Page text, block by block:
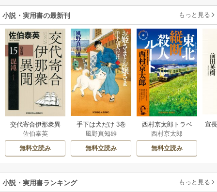
小説・実用書の最新刊 もっと見る
交代寄合伊那衆異
聞 15巻
佐伯泰英
無料立読み
手下は犬だけ 3巻
風野真知雄
無料立読み
西村京太郎トラベ
ルミステリー・セ
レクション 2巻
西村京太郎
無料立読み
宣
小説・実用書ランキング もっと見る